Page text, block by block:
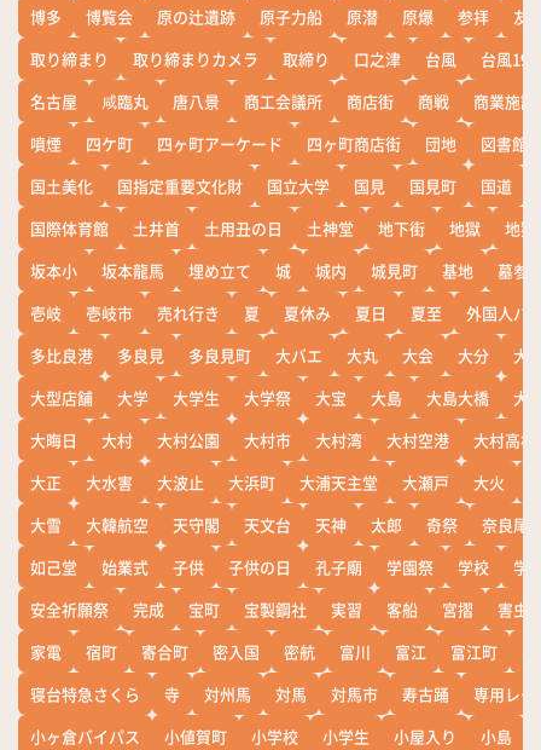
博多
博覧会 原の辻遺跡 原子力船 原潜 原爆 参拝
友
取り締まり
取り締まりカメラ 取締り 口之津 台風
台風19
名古屋
咸臨丸 唐八景 商工会議所 商店街 商戦
商業施設
噴煙
四ケ町 四ヶ町アーケード 四ヶ町商店街 団地
図書館
国土美化
国指定重要文化財 国立大学 国見 国見町 国道
国際体育館
土井首 土用丑の日 土神堂 地下街 地獄
地獄
坂本小
坂本龍馬 埋め立て 城 城内 城見町 基地
墓参
壱岐
壱岐市 売れ行き 夏 夏休み 夏日 夏至
外国人バ
多比良港
多良見 多良見町 大バエ 大丸 大会 大分
大
大型店舗
大学 大学生 大学祭 大宝 大島 大島大橋
大
大晦日
大村 大村公園 大村市 大村湾 大村空港
大村高校
大正
大水害 大波止 大浜町 大浦天主堂 大瀬戸 大火
大雪
大韓航空 天守閣 天文台 天神 太郎 奇祭
奈良尾
如己堂
始業式 子供 子供の日 孔子廟 学園祭 学校
学
安全祈願祭
完成 宝町 宝製鋼社 実習 客船 宮摺
害虫
家電
宿町 寄合町 密入国 密航 富川 富江 富江町
寝台特急さくら
寺 対州馬 対馬 対馬市 寿古踊
専用レー
小ヶ倉バイパス
小値賀町 小学校 小学生 小屋入り 小島